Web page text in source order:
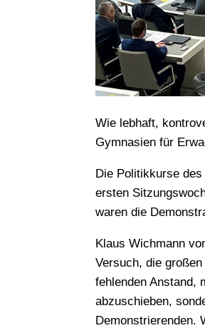
Wie lebhaft,
Gymnasien für
Die Politikkurse
ersten
waren die
Klaus Wichmann
Versuch, die
fehlenden Anstand,
abzuschieben,
Demonstrierenden.